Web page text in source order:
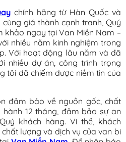
chính hãng từ Hàn Quốc và
giá thành cạnh tranh, Quý
khảo ngay tại Van Miền Nam –
nhiều năm kinh nghiệm trong
Với hoạt động lâu năm và đã
nhiều dự án, công trình trọng
tôi đã chiếm được niềm tin của
đảm bảo về nguồn gốc, chất
12 tháng, đảm bảo sự an
khách hàng. Vì thế, khách
lượng và dịch vụ của van bi